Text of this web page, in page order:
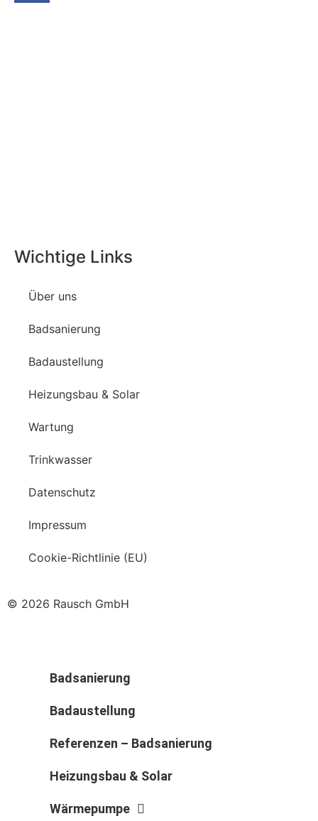
Wichtige Links
Über uns
Badsanierung
Badaustellung
Heizungsbau & Solar
Wartung
Trinkwasser
Datenschutz
Impressum
Cookie-Richtlinie (EU)
© 2026 Rausch GmbH
Badsanierung
Badaustellung
Referenzen – Badsanierung
Heizungsbau & Solar
Wärmepumpe